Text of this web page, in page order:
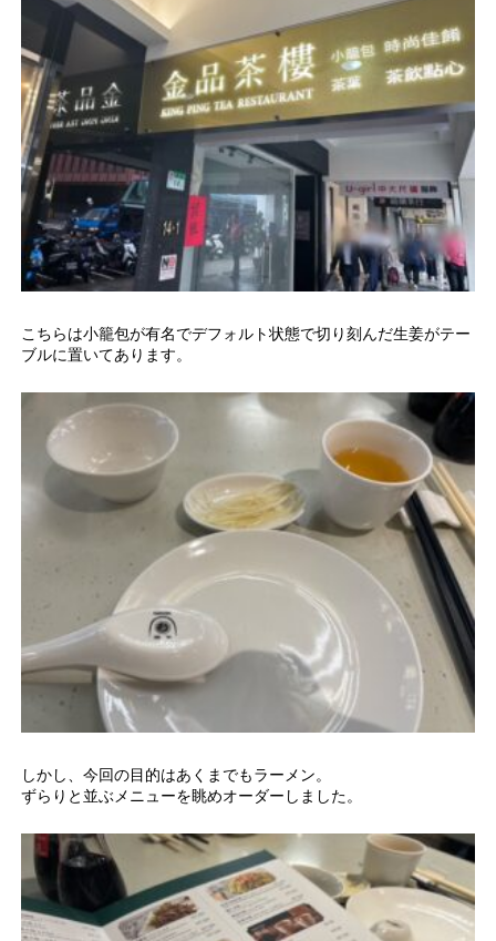
こちらは小籠包が有名でデフォルト状態で切り刻んだ生姜がテー
ブルに置いてあります。
しかし、今回の目的はあくまでもラーメン。
ずらりと並ぶメニューを眺めオーダーしました。